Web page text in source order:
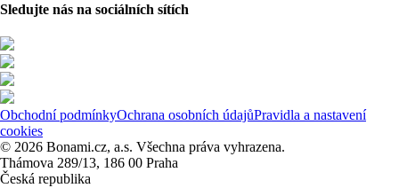
Sledujte nás na sociálních sítích
Obchodní podmínkyOchrana osobních údajůPravidla a nastavení
cookies
© 2026 Bonami.cz, a.s. Všechna práva vyhrazena.
Thámova 289/13, 186 00 Praha
Česká republika